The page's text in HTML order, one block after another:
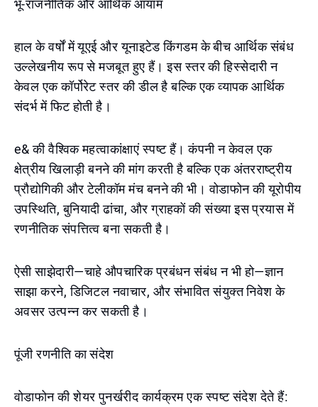
भू-राजनीतिक और आर्थिक आयाम
हाल के वर्षों में यूएई और यूनाइटेड किंगडम के बीच आर्थिक संबंध
उल्लेखनीय रूप से मजबूत हुए हैं। इस स्तर की हिस्सेदारी न
केवल एक कॉर्पोरेट स्तर की डील है बल्कि एक व्यापक आर्थिक
संदर्भ में फिट होती है।
e& की वैश्विक महत्वाकांक्षाएं स्पष्ट हैं। कंपनी न केवल एक
क्षेत्रीय खिलाड़ी बनने की मांग करती है बल्कि एक अंतरराष्ट्रीय
प्रौद्योगिकी और टेलीकॉम मंच बनने की भी। वोडाफोन की यूरोपीय
उपस्थिति, बुनियादी ढांचा, और ग्राहकों की संख्या इस प्रयास में
रणनीतिक संपत्तित्व बना सकती है।
ऐसी साझेदारी—चाहे औपचारिक प्रबंधन संबंध न भी हो—ज्ञान
साझा करने, डिजिटल नवाचार, और संभावित संयुक्त निवेश के
अवसर उत्पन्न कर सकती है।
पूंजी रणनीति का संदेश
वोडाफोन की शेयर पुनर्खरीद कार्यक्रम एक स्पष्ट संदेश देते हैं: